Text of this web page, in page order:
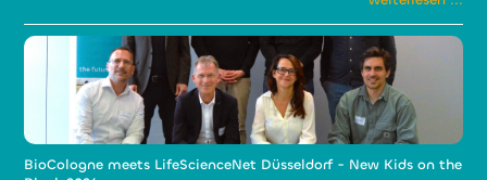
BioCologne meets LifeScienceNet Düsseldorf - New Kids on the